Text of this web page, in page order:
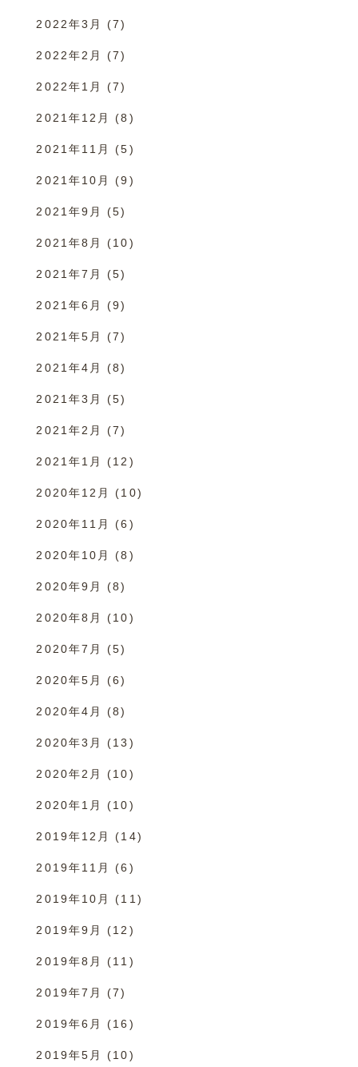
2022年3月 (7)
2022年2月 (7)
2022年1月 (7)
2021年12月 (8)
2021年11月 (5)
2021年10月 (9)
2021年9月 (5)
2021年8月 (10)
2021年7月 (5)
2021年6月 (9)
2021年5月 (7)
2021年4月 (8)
2021年3月 (5)
2021年2月 (7)
2021年1月 (12)
2020年12月 (10)
2020年11月 (6)
2020年10月 (8)
2020年9月 (8)
2020年8月 (10)
2020年7月 (5)
2020年5月 (6)
2020年4月 (8)
2020年3月 (13)
2020年2月 (10)
2020年1月 (10)
2019年12月 (14)
2019年11月 (6)
2019年10月 (11)
2019年9月 (12)
2019年8月 (11)
2019年7月 (7)
2019年6月 (16)
2019年5月 (10)